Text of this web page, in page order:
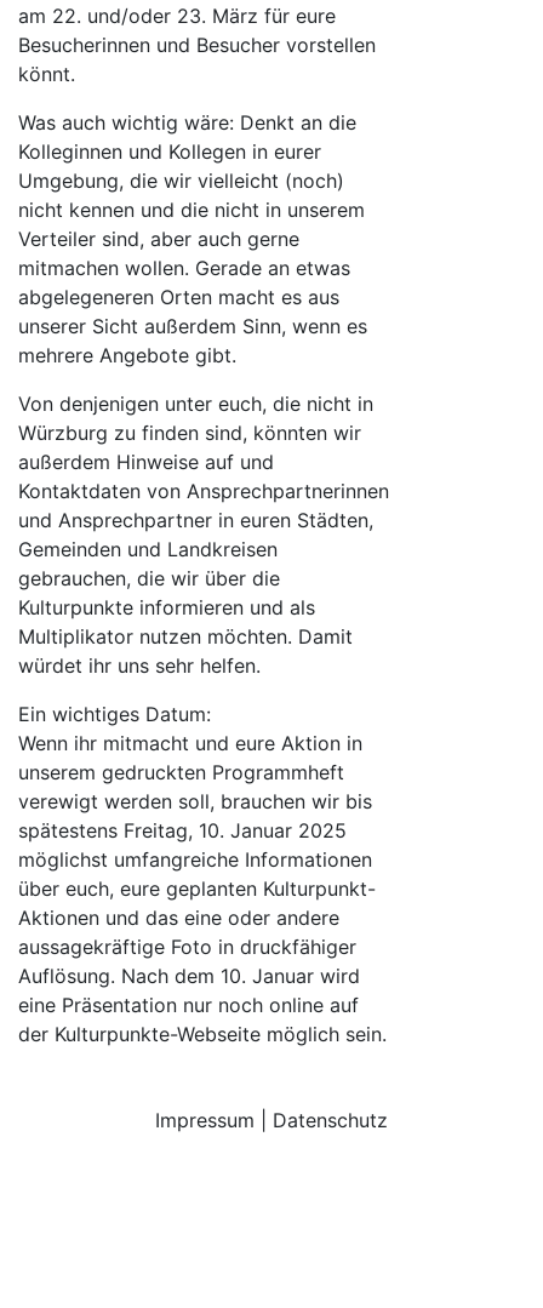
am 22. und/oder 23. März für eure
Besucherinnen und Besucher vorstellen
könnt.
Was auch wichtig wäre: Denkt an die
Kolleginnen und Kollegen in eurer
Umgebung, die wir vielleicht (noch)
nicht kennen und die nicht in unserem
Verteiler sind, aber auch gerne
mitmachen wollen. Gerade an etwas
abgelegeneren Orten macht es aus
unserer Sicht außerdem Sinn, wenn es
mehrere Angebote gibt.
Von denjenigen unter euch, die nicht in
Würzburg zu finden sind, könnten wir
außerdem Hinweise auf und
Kontaktdaten von Ansprechpartnerinnen
und Ansprechpartner in euren Städten,
Gemeinden und Landkreisen
gebrauchen, die wir über die
Kulturpunkte informieren und als
Multiplikator nutzen möchten. Damit
würdet ihr uns sehr helfen.
Ein wichtiges Datum:
Wenn ihr mitmacht und eure Aktion in
unserem gedruckten Programmheft
verewigt werden soll, brauchen wir bis
spätestens Freitag, 10. Januar 2025
möglichst umfangreiche Informationen
über euch, eure geplanten Kulturpunkt-
Aktionen und das eine oder andere
aussagekräftige Foto in druckfähiger
Auflösung. Nach dem 10. Januar wird
eine Präsentation nur noch online auf
der Kulturpunkte-Webseite möglich sein.
Impressum Datenschutz